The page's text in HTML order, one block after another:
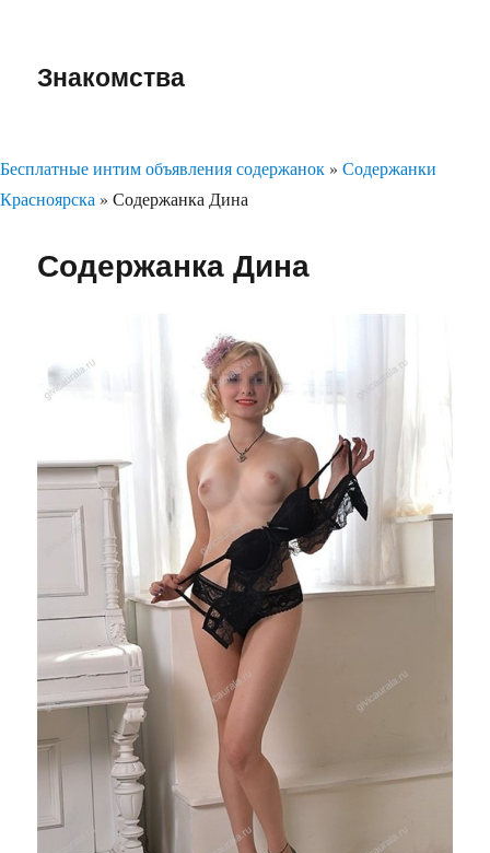
Знакомства
Бесплатные интим объявления содержанок» Содержанки
Красноярска » Содержанка Дина
Содержанка Дина